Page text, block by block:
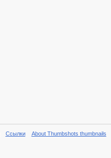
Ссылки About Thumbshots thumbnails